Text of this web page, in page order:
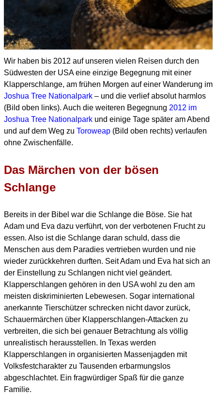
Wir haben bis 2012 auf unseren vielen Reisen durch den
Südwesten der USA eine einzige Begegnung mit einer
Klapperschlange, am frühen Morgen auf einer Wanderung im
Joshua Tree Nationalpark – und die verlief absolut harmlos
(Bild oben links). Auch die weiteren Begegnung 2012 im
Joshua Tree Nationalpark und einige Tage später am Abend
und auf dem Weg zu Toroweap (Bild oben rechts) verlaufen
ohne Zwischenfälle.
Das Märchen von der bösen
Schlange
Bereits in der Bibel war die Schlange die Böse. Sie hat
Adam und Eva dazu verführt, von der verbotenen Frucht zu
essen. Also ist die Schlange daran schuld, dass die
Menschen aus dem Paradies vertrieben wurden und nie
wieder zurückkehren durften. Seit Adam und Eva hat sich an
der Einstellung zu Schlangen nicht viel geändert.
Klapperschlangen gehören in den USA wohl zu den am
meisten diskriminierten Lebewesen. Sogar international
anerkannte Tierschützer schrecken nicht davor zurück,
Schauermärchen über Klapperschlangen-Attacken zu
verbreiten, die sich bei genauer Betrachtung als völlig
unrealistisch herausstellen. In Texas werden
Klapperschlangen in organisierten Massenjagden mit
Volksfestcharakter zu Tausenden erbarmungslos
abgeschlachtet. Ein fragwürdiger Spaß für die ganze
Familie.